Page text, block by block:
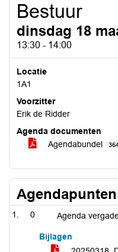
Bestuur
dinsdag 18
13:30 - 14:00
Locatie
1A1
Voorzitter
Erik de Ridder
Agenda documenten
Agendabundel
Agendapunten
0 Agenda
Bijlagen